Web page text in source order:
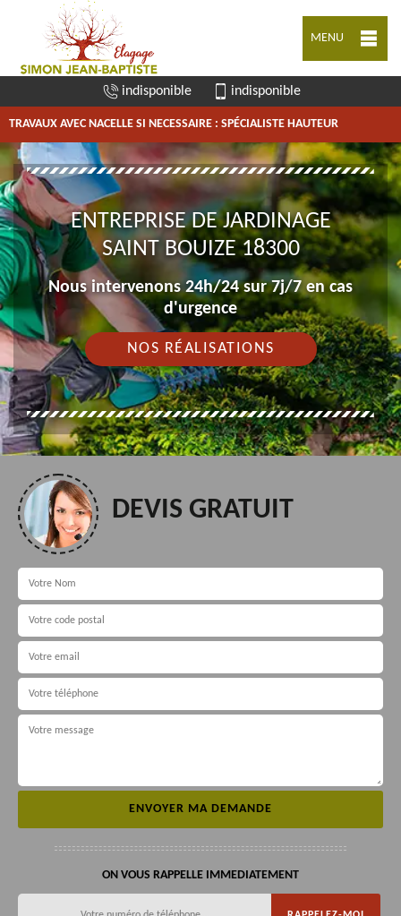
MENU
indisponible indisponible
TRAVAUX AVEC NACELLE SI NECESSAIRE : SPÉCIALISTE HAUTEUR
ENTREPRISE DE JARDINAGE
SAINT BOUIZE 18300
Nous intervenons 24h/24 sur 7j/7 en cas
d'urgence
NOS RÉALISATIONS
DEVIS GRATUIT
ON VOUS RAPPELLE IMMEDIATEMENT